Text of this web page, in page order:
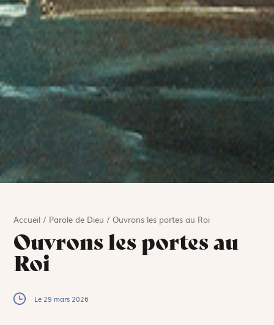
Accueil / Parole de Dieu /Ouvrons les portes au Roi
Ouvrons les portes au
Roi
Le 29 mars 2026